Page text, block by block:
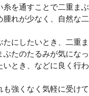
を通すことで二重まぶ
れが少なく、自然な二
にしたいとき、二重ま
たのたるみが気になっ
いとき、などに良く行わ
強くなく気軽に受けて